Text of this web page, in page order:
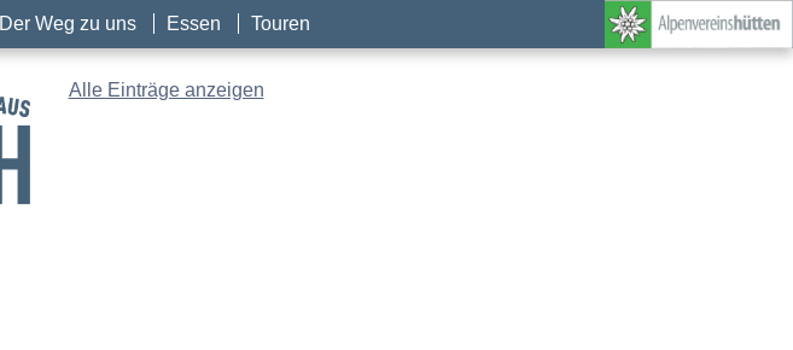
Der Weg zu uns Essen Touren
Alle Einträge anzeigen